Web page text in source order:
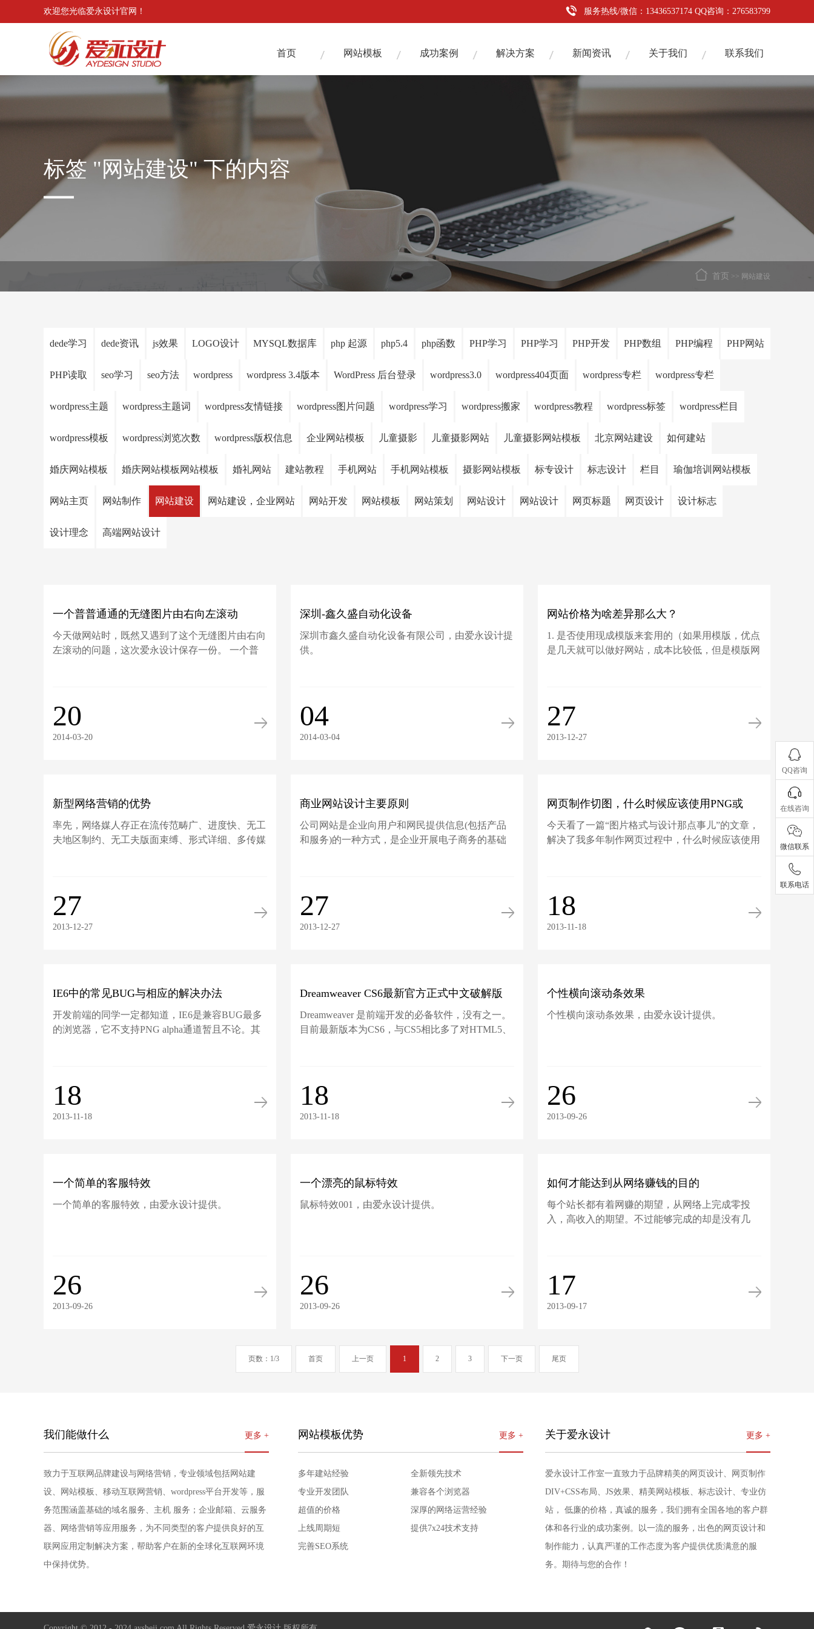
欢迎您光临爱永设计官网！ 服务热线/微信：13436537174 QQ咨询：276583799
首页 网站模板 成功案例 解决方案 新闻资讯 关于我们 联系我们
标签 "网站建设" 下的内容
首页 >> 网站建设
dede学习 dede资讯 js效果 LOGO设计 MYSQL数据库 php 起源 php5.4 php函数 PHP学习 PHP学习 PHP开发 PHP数组 PHP编程 PHP网站
PHP读取 seo学习 seo方法 wordpress wordpress 3.4版本 WordPress 后台登录 wordpress3.0 wordpress404页面 wordpress专栏 wordpress专栏
wordpress主题 wordpress主题词 wordpress友情链接 wordpress图片问题 wordpress学习 wordpress搬家 wordpress教程 wordpress标签 wordpress栏目
wordpress模板 wordpress浏览次数 wordpress版权信息 企业网站模板 儿童摄影 儿童摄影网站 儿童摄影网站模板 北京网站建设 如何建站
婚庆网站模板 婚庆网站模板网站模板 婚礼网站 建站教程 手机网站 手机网站模板 摄影网站模板 标专设计 标志设计 栏目 瑜伽培训网站模板
网站主页 网站制作 网站建设 网站建设，企业网站 网站开发 网站模板 网站策划 网站设计 网站设计 网页标题 网页设计 设计标志
设计理念 高端网站设计
一个普普通通的无缝图片由右向左滚动
今天做网站时，既然又遇到了这个无缝图片由右向
左滚动的问题，这次爱永设计保存一份。 一个普
20
2014-03-20
深圳-鑫久盛自动化设备
深圳市鑫久盛自动化设备有限公司，由爱永设计提
供。
04
2014-03-04
网站价格为啥差异那么大？
1. 是否使用现成模版来套用的（如果用模版，优点
是几天就可以做好网站，成本比较低，但是模版网
27
2013-12-27
新型网络营销的优势
率先，网络媒人存正在流传范畴广、进度快、无工
夫地区制约、无工夫版面束缚、形式详细、多传媒
27
2013-12-27
商业网站设计主要原则
公司网站是企业向用户和网民提供信息(包括产品
和服务)的一种方式，是企业开展电子商务的基础
27
2013-12-27
网页制作切图，什么时候应该使用PNG或
JPG图片
今天看了一篇“图片格式与设计那点事儿”的文章，
解决了我多年制作网页过程中，什么时候应该使用
18
2013-11-18
IE6中的常见BUG与相应的解决办法
开发前端的同学一定都知道，IE6是兼容BUG最多
的浏览器，它不支持PNG alpha通道暂且不论。其
18
2013-11-18
Dreamweaver CS6最新官方正式中文破解版
（32位、64位）
Dreamweaver 是前端开发的必备软件，没有之一。
目前最新版本为CS6，与CS5相比多了对HTML5、
18
2013-11-18
个性横向滚动条效果
个性横向滚动条效果，由爱永设计提供。
26
2013-09-26
一个简单的客服特效
一个简单的客服特效，由爱永设计提供。
26
2013-09-26
一个漂亮的鼠标特效
鼠标特效001，由爱永设计提供。
26
2013-09-26
如何才能达到从网络赚钱的目的
每个站长都有着网赚的期望，从网络上完成零投
入，高收入的期望。不过能够完成的却是没有几
17
2013-09-17
页数：1/3 首页 上一页 1 2 3 下一页 尾页
更多 +
我们能做什么
致力于互联网品牌建设与网络营销，专业领域包括网站建
设、网站模板、移动互联网营销、wordpress平台开发等，服
务范围涵盖基础的域名服务、主机 服务；企业邮箱、云服务
器、网络营销等应用服务，为不同类型的客户提供良好的互
联网应用定制解决方案，帮助客户在新的全球化互联网环境
中保持优势。
更多 +
网站模板优势
多年建站经验
专业开发团队
超值的价格
上线周期短
完善SEO系统
全新领先技术
兼容各个浏览器
深厚的网络运营经验
提供7x24技术支持
更多 +
关于爱永设计
爱永设计工作室一直致力于品牌精美的网页设计、网页制作
DIV+CSS布局、JS效果、精美网站模板、标志设计、专业仿
站， 低廉的价格，真诚的服务，我们拥有全国各地的客户群
体和各行业的成功案例。以一流的服务，出色的网页设计和
制作能力，认真严谨的工作态度为客户提供优质满意的服
务。期待与您的合作！
QQ咨询
在线咨询
微信联系
联系电话